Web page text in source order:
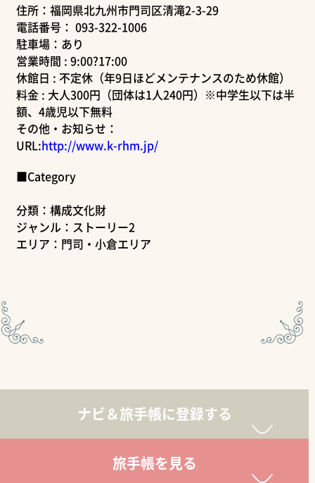
住所：福岡県北九州市門司区清滝2-3-29
電話番号： 093-322-1006
駐車場：あり
営業時間 : 9:00?17:00
休館日 : 不定休（年9日ほどメンテナンスのため休館）
料金 : 大人300円（団体は1人240円）※中学生以下は半
額、4歳児以下無料
その他・お知らせ：
URL:http://www.k-rhm.jp/
■Category
分類：構成文化財
ジャンル：ストーリー2
エリア：門司・小倉エリア
ナビ＆旅手帳に登録する
旅手帳を見る